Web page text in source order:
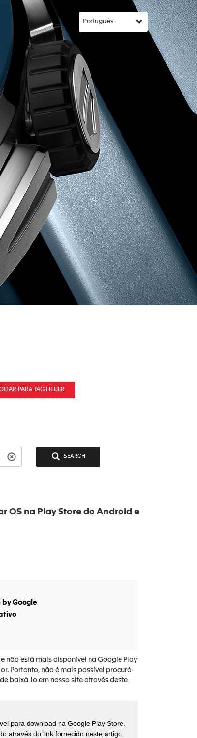
PARA TAG HEUER
SEARCH
OS na Play Store do Android e
Google
não está mais disponível na Google Play
Portanto, não é mais possível procurá-
baixá-lo em nosso site através deste
para download na Google Play Store.
através do link fornecido neste artigo.